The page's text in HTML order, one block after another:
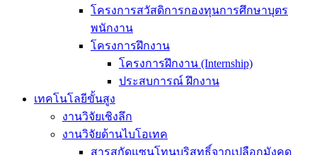
โครงการสวัสดิการกองทุนการศึกษาบุตร
พนักงาน
โครงการฝึกงาน
โครงการฝึกงาน (Internship)
ประสบการณ์ ฝึกงาน
เทคโนโลยีขั้นสูง
งานวิจัยเชิงลึก
งานวิจัยด้านไบโอเทค
สารสกัดแซนโทนบริสุทธิ์จากเปลือกมังคุด